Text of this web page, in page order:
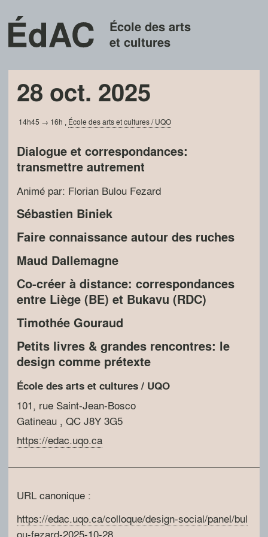
École des arts
et cultures
28 oct. 2025
14h45 → 16h , École des arts et cultures / UQO
Dialogue et correspondances:
transmettre autrement
Animé par: Florian Bulou Fezard
Sébastien Biniek
Faire connaissance autour des ruches
Maud Dallemagne
Co-créer à distance: correspondances
entre Liège (BE) et Bukavu (RDC)
Timothée Gouraud
Petits livres & grandes rencontres: le
design comme prétexte
École des arts et cultures / UQO
101, rue Saint-Jean-Bosco
Gatineau , QCJ8Y 3G5
https://edac.uqo.ca
URL canonique :
https://edac.uqo.ca/colloque/design-social/panel/bul
ou-fezard-2025-10-28